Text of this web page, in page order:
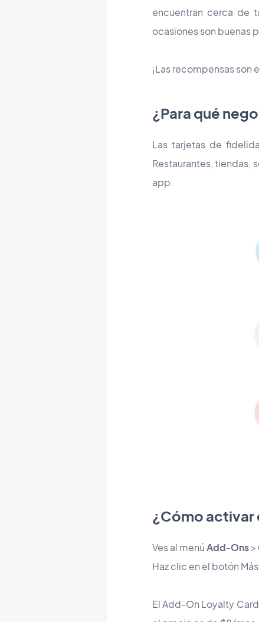
encuentran cerca de
ocasiones son buenas
¡Las recompensas son
¿Para qué
Las tarjetas de
Restaurantes, tiendas,
app.
¿Cómo activar
Ves al menúAdd-Ons>
Haz clic en el botón
El Add-On Loyalty